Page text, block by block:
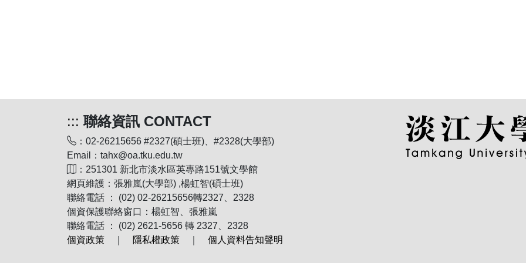
::: 聯絡資訊 CONTACT
：02-26215656 #2327(碩士班)、#2328(大學部)
Email：tahx@oa.tku.edu.tw
：251301 新北市淡水區英專路151號文學館
網頁維護：張雅嵐(大學部) ,楊虹智(碩士班)
聯絡電話 ： (02) 02-26215656轉2327、2328
個資保護聯絡窗口：楊虹智、張雅嵐
聯絡電話 ： (02) 2621-5656 轉 2327、2328
個資政策
隱私權政策 個人資料告知聲明